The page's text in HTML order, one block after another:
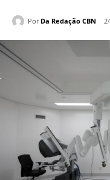
Por Da Redação CBN